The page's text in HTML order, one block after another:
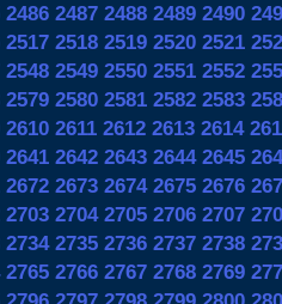
2486 2487 2488 2489 2490
2517 2518 2519 2520 2521
2548 2549 2550 2551 2552
2579 2580 2581 2582 2583
2610 2611 2612 2613 2614
2641 2642 2643 2644 2645
2672 2673 2674 2675 2676
2703 2704 2705 2706 2707
2734 2735 2736 2737 2738
2765 2766 2767 2768 2769